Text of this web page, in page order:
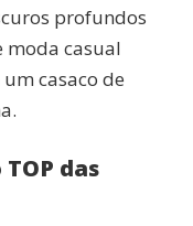
profundos
moda casual
casaco de
das